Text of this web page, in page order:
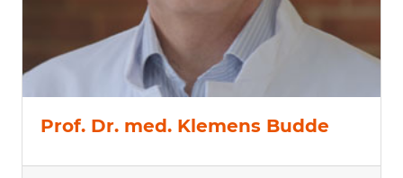
Prof. Dr. med. Klemens Budde